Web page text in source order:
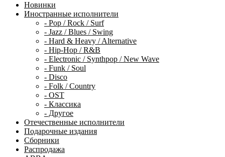
Новинки
Иностранные исполнители
- Pop / Rock / Surf
- Jazz / Blues / Swing
- Hard & Heavy / Alternative
- Hip-Hop / R&B
- Electronic / Synthpop / New Wave
- Funk / Soul
- Disco
- Folk / Country
- OST
- Классика
- Другое
Отечественные исполнители
Подарочные издания
Сборники
Распродажа